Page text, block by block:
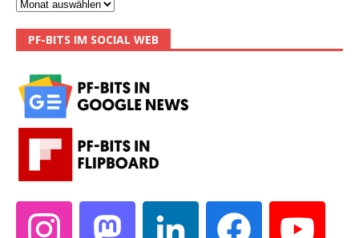
PF-BITS IM SOCIAL WEB